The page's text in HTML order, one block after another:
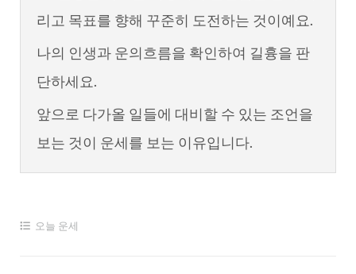
리고 목표를 향해 꾸준히 도전하는 것이예요.
나의 인생과 운의흐름을 확인하여 길흉을 판
단하세요.
앞으로 다가올 일들에 대비할 수 있는 조언을
보는 것이 운세를 보는 이유입니다.
오늘 운세